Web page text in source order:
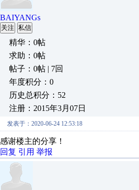
BAIYANGs
关注 私信
精华：0帖
求助：0帖
帖子：0帖 | 7回
年度积分：0
历史总积分：52
注册：2015年3月07日
发表于：2020-06-24 12:53:18
感谢楼主的分享！
回复 引用 举报